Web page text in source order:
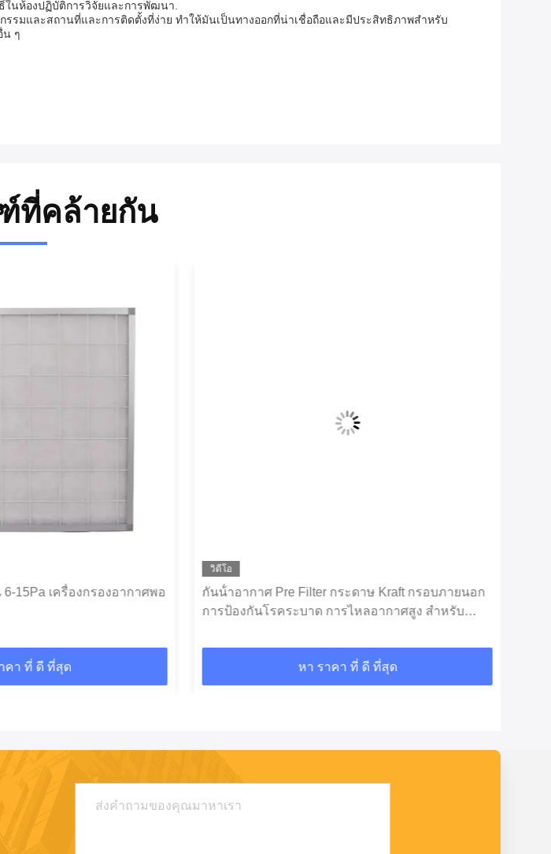
นห้องปฏิบัติการวิจัยและการพัฒนา.
รมและสถานที่และการติดตั้งที่ง่าย ทําให้มันเป็นทางออกที่น่าเชื่อถือและมีประสิทธิภาพสําหรับ
น ๆ
ที่คล้ายกัน
15Pa เครื่องกรองอากาศพอ
คา ที่ ดี ที่สุด
วิดีโอ
กันน้ําอากาศ Pre Filter กระดาษ Kraft กรอบภายนอก
การป้องกันโรคระบาด การไหลอากาศสูง สําหรับ
หา ราคา ที่ ดี ที่สุด